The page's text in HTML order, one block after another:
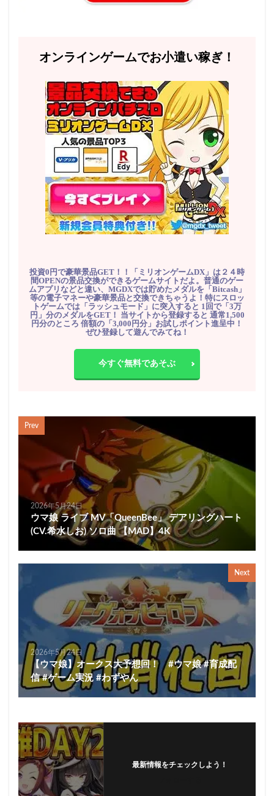
オンラインゲームでお小遣い稼ぎ！
投資0円で豪華景品GET！！「ミリオンゲームDX」は２４時
間OPENの景品交換ができるゲームサイトだよ。普通のゲー
ムアプリなどと違い、MGDXでは貯めたメダルを「Bitcash」
等の電子マネーや豪華景品と交換できちゃうよ！特にスロッ
トゲームでは「ラッシュモード」に突入すると 1回で「3万
円」分のメダルをGET！ 当サイトから登録すると 通常1,500
円分のところ 倍額の「3,000円分」お試しポイント進呈中！
ぜひ登録して遊んでみてね！
今すぐ無料であそぶ
Prev
2026年5月24日
ウマ娘 ライブ MV「QueenBee」 デアリングハート
(CV.希水しお) ソロ曲 【MAD】4K
Next
2026年5月24日
【ウマ娘】オークス大予想回！ #ウマ娘 #育成配
信 #ゲーム実況 #わずやん
最新情報をチェックしよう！